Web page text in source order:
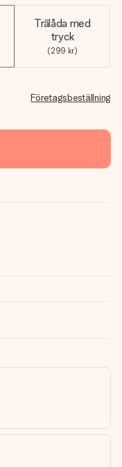
Trälåda med
tryck
(299 kr)
Företagsbeställning